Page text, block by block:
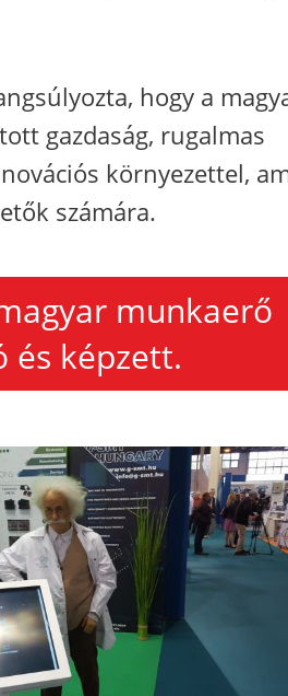
hogy a
gazdaság, rugalmas
környezettel,
számára.
munkaerő
és képzett.